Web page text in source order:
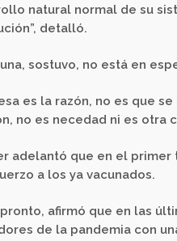
natural normal de su
detalló.
sostuvo, no está en
es la razón, no es que
no es necedad ni es otra
adelantó que en el primer
a los ya vacunados.
afirmó que en las
de la pandemia con